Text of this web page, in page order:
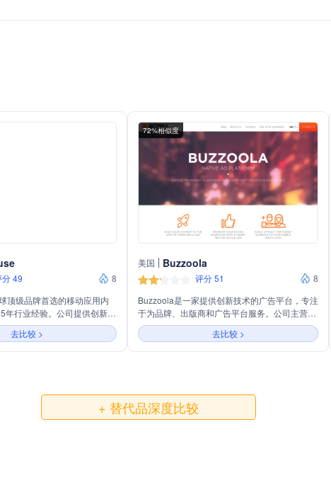
分 49
8
顶级品牌首选的移动应用内
年行业经验。公司提供创新的
Targeting™，全面深入的
创意工作室，制作包括可
广告在内的影响力广告。
去比较 >
72%相似度
美国 Buzzoola
评分 51
8
Buzzoola是一家提供创新技术的广告平台，专注
于为品牌、出版商和广告平台服务。公司主营原
生广告和视频广告，提供包括Out-Stream视频、
移动原生单元、移动原生轮播和移动原生滚动等
多样化的广告格式。通过精准的目标受众定位和
去比较 >
+ 替代品深度比较